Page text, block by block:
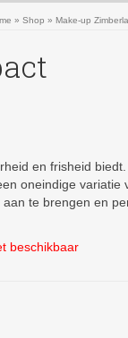
» Shop » Make-up
en frisheid biedt.
oneindige variatie
te brengen en
beschikbaar